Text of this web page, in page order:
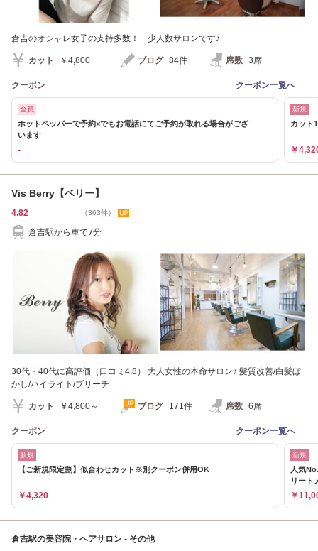
倉吉のオシャレ女子の支持多数！ 少人数サロンです♪
カット ￥4,800 ブログ 84件 席数 3席
クーポン クーポン一覧へ
全員
ホットペッパーで予約×でもお電話にてご予約が取れる場合がござ
います
-
新規
カット
￥
Vis Berry【ベリー】
4.82 （363件）
倉吉駅から車で7分
30代・40代に高評価（口コミ4.8） 大人女性の本命サロン♪ 髪質改善/白髪ぼ
かし/ハイライト/ブリーチ
カット ￥4,800～ ブログ 171件 席数 6席
クーポン クーポン一覧へ
新規
【ご新規限定割】似合わせカット※別クーポン併用OK
￥4,320
新規
人気
リート
￥
倉吉駅の美容院・ヘアサロン - その他